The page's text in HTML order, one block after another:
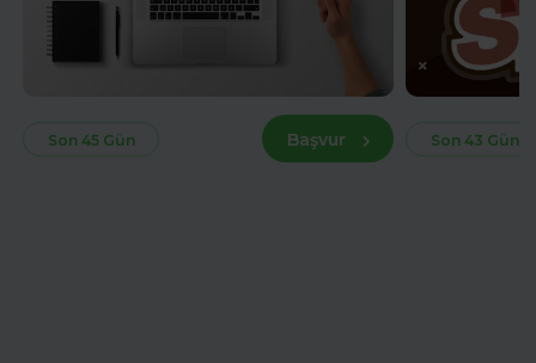
Son 45 Gün Başvur Son 43 Gün